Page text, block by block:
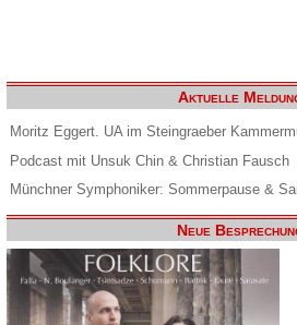
Aktuelle
Moritz Eggert. UA im Steingraeber
Podcast mit Unsuk Chin & Christian Fausch
Münchner Symphoniker: Sommerpause &
Neue